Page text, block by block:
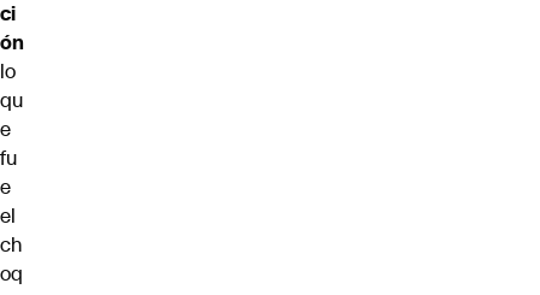
ci
ón
lo
qu
e
fu
e
el
ch
oq